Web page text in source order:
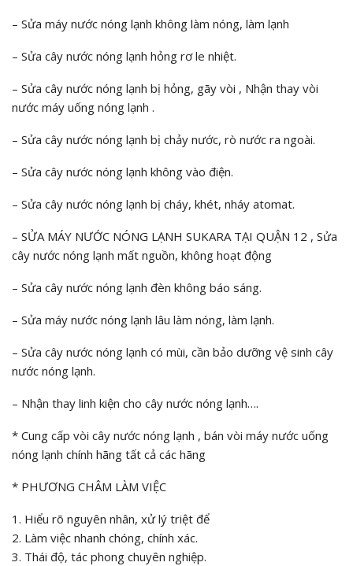
– Sửa máy nước nóng lạnh không làm nóng, làm lạnh
– Sửa cây nước nóng lạnh hỏng rơ le nhiệt.
– Sửa cây nước nóng lạnh bị hỏng, gãy vòi , Nhận thay vòi
nước máy uống nóng lạnh .
– Sửa cây nước nóng lạnh bị chảy nước, rò nước ra ngoài.
– Sửa cây nước nóng lạnh không vào điện.
– Sửa cây nước nóng lạnh bị cháy, khét, nháy atomat.
– SỬA MÁY NƯỚC NÓNG LẠNH SUKARA TẠI QUẬN 12 , Sửa
cây nước nóng lạnh mất nguồn, không hoạt động
– Sửa cây nước nóng lạnh đèn không báo sáng.
– Sửa máy nước nóng lạnh lâu làm nóng, làm lạnh.
– Sửa cây nước nóng lạnh có mùi, cần bảo dưỡng vệ sinh cây
nước nóng lạnh.
– Nhận thay linh kiện cho cây nước nóng lạnh….
* Cung cấp vòi cây nước nóng lạnh , bán vòi máy nước uống
nóng lạnh chính hãng tất cả các hãng
* PHƯƠNG CHÂM LÀM VIỆC
1. Hiểu rõ nguyên nhân, xử lý triệt để
2. Làm việc nhanh chóng, chính xác.
3. Thái độ, tác phong chuyên nghiệp.